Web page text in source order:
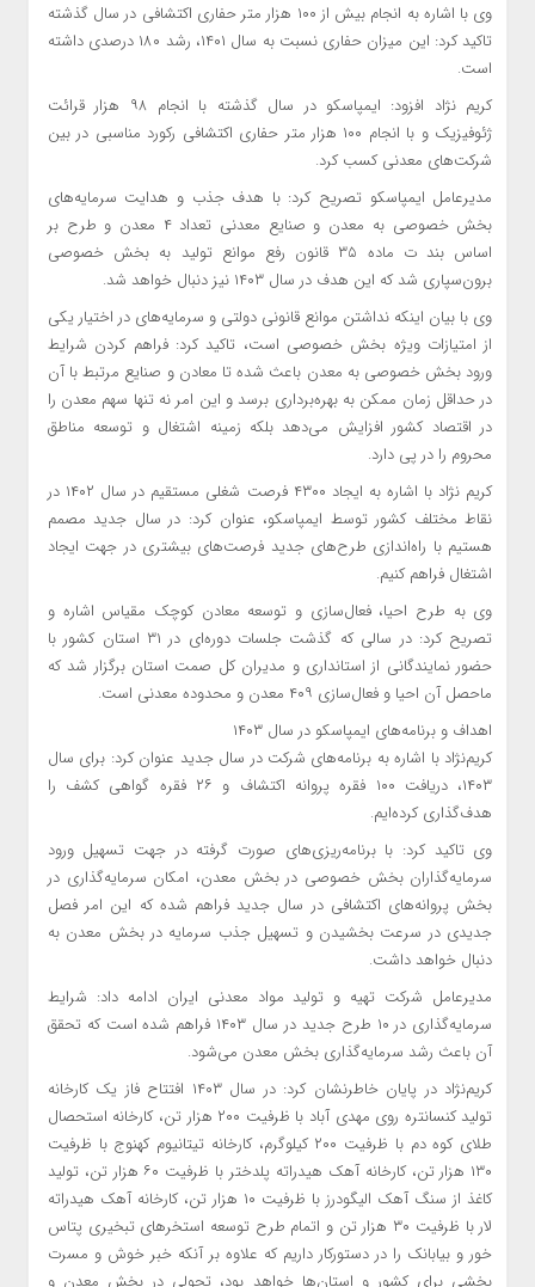
وی با اشاره به انجام بیش از ۱۰۰ هزار متر حفاری اکتشافی در سال گذشته
تاکید کرد: این میزان حفاری نسبت به سال ۱۴۰۱، رشد ۱۸۰ درصدی داشته
است.
کریم نژاد افزود: ایمپاسکو در سال گذشته با انجام ۹۸ هزار قرائت
ژئوفیزیک و با انجام ۱۰۰ هزار متر حفاری اکتشافی رکورد مناسبی در بین
شرکت‌های معدنی کسب کرد.
مدیرعامل ایمپاسکو تصریح کرد: با هدف جذب و هدایت سرمایه‌های
بخش خصوصی به معدن و صنایع معدنی تعداد ۴ معدن و طرح بر
اساس بند ت ماده ۳۵ قانون رفع موانع تولید به بخش خصوصی
برون‌سپاری شد که این هدف در سال ۱۴۰۳ نیز دنبال خواهد شد.
وی با بیان اینکه نداشتن موانع قانونی دولتی و سرمایه‌های در اختیار یکی
از امتیازات ویژه بخش خصوصی است، تاکید کرد: فراهم کردن شرایط
ورود بخش خصوصی به معدن باعث شده تا معادن و صنایع مرتبط با آن
در حداقل زمان ممکن به بهره‌برداری برسد و این امر نه تنها سهم معدن را
در اقتصاد کشور افزایش ‌می‌دهد بلکه زمینه اشتغال و توسعه مناطق
محروم را در پی دارد.
کریم نژاد با اشاره به ایجاد ۴۳۰۰ فرصت شغلی مستقیم در سال ۱۴۰۲ در
نقاط مختلف کشور توسط ایمپاسکو، عنوان کرد: در سال جدید مصمم
هستیم با راه‌اندازی طرح‌های جدید فرصت‌های بیشتری در جهت ایجاد
اشتغال فراهم کنیم.
وی به طرح احیا، فعال‌سازی و توسعه معادن کوچک مقیاس اشاره و
تصریح کرد: در سالی که گذشت جلسات دوره‌ای در ۳۱ استان کشور با
حضور نمایندگانی از استانداری و مدیران کل صمت استان برگزار شد که
ماحصل آن احیا و فعال‌سازی ۴۰۹ معدن و محدوده معدنی است.
اهداف و برنامه‌های ایمپاسکو در سال ۱۴۰۳
کریم‌نژاد با اشاره به برنامه‌های شرکت در سال جدید عنوان کرد: برای سال
۱۴۰۳، دریافت ۱۰۰ فقره پروانه اکتشاف و ۲۶ فقره گواهی کشف را
هدف‌گذاری کرده‌ایم.
وی تاکید کرد: با برنامه‌ریزی‌های صورت گرفته در جهت تسهیل ورود
سرمایه‌گذاران بخش خصوصی در بخش معدن، امکان سرمایه‌گذاری در
بخش پروانه‌های اکتشافی در سال جدید فراهم شده که این امر فصل
جدیدی در سرعت بخشیدن و تسهیل جذب سرمایه در بخش معدن به
دنبال خواهد داشت.
مدیرعامل شرکت تهیه و تولید مواد معدنی ایران ادامه داد: شرایط
سرمایه‌گذاری در ۱۰ طرح جدید در سال ۱۴۰۳ فراهم شده است که تحقق
آن باعث رشد سرمایه‌گذاری بخش معدن می‌شود.
کریم‌نژاد در پایان خاطرنشان کرد: در سال ۱۴۰۳ افتتاح فاز یک کارخانه
تولید کنسانتره روی مهدی آباد با ظرفیت ۲۰۰ هزار تن، کارخانه استحصال
طلای کوه دم با ظرفیت ۲۰۰ کیلوگرم، کارخانه تیتانیوم کهنوج با ظرفیت
۱۳۰ هزار تن، کارخانه آهک هیدراته پلدختر با ظرفیت ۶۰ هزار تن، تولید
کاغذ از سنگ آهک الیگودرز با ظرفیت ۱۰ هزار تن، کارخانه آهک هیدراته
لار با ظرفیت ۳۰ هزار تن و اتمام طرح توسعه استخرهای تبخیری پتاس
خور و بیابانک را در دستورکار داریم که علاوه بر آنکه خبر خوش و مسرت
بخشی برای کشور و استان‌ها خواهد بود، تحولی در بخش معدن و